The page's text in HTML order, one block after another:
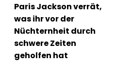
Paris Jackson verrät,
was ihr vor der
Nüchternheit durch
schwere Zeiten
geholfen hat